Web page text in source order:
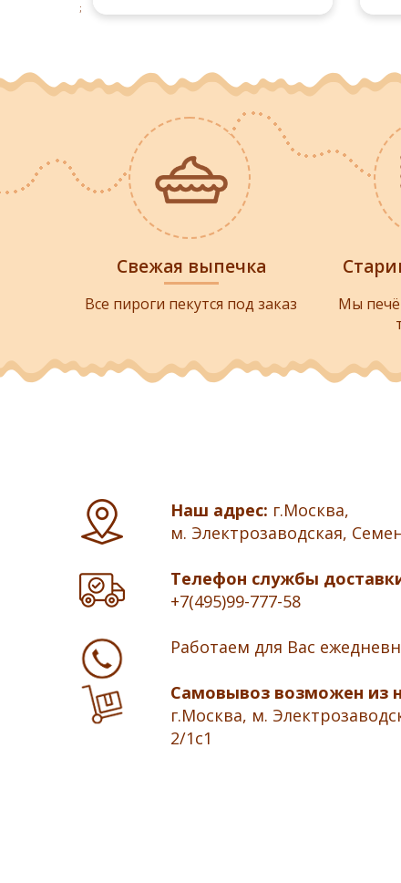
;
Свежая выпечка
Все пироги пекутся под заказ
Мы
Наш адрес: г.Москва,
м. Электрозаводская,
Телефон службы
+7(495)99-777-58
Работаем для Вас
Самовывоз возможен из
г.Москва, м.
2/1с1